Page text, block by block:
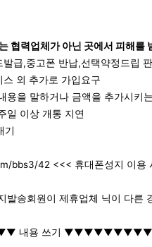
협력업체가 아닌 곳에서 피해를
급,중고폰 반납,선택약정드립
외 추가로 가입요구
용을 말하거나 금액을 추가시키
일 이상 개통 지연
기
bbs3/42 <<< 휴대폰성지 이용
발송회원이 제휴업체 닉이 다른
내용 쓰기